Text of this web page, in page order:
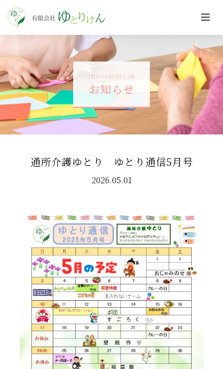
INFORMATION
お知らせ
通所介護ゆとり ゆとり通信5月号
2026.05.01